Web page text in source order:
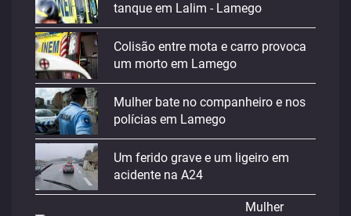
tanque em Lalim - Lamego
Colisão entre mota e carro provoca
um morto em Lamego
Mulher bate no companheiro e nos
polícias em Lamego
Um ferido grave e um ligeiro em
acidente na A24
Mulher